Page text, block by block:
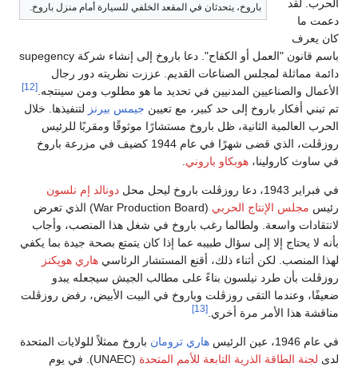
باروخ، يتحدثان في المقعد الخلفي للسيارة أمام منزل باروخ.
الحرب. لقد
دعمت ما
كان يعرف
باسم قانون "العمل أو الكفاح". دعا باروخ إلى إنشاء شركة supegency
دائمة مماثلة لمجلس الصناعات القديم. عززت نظريته دور رجال
الأعمال والصناعيين المدنيين في تحديد ما هو مطلوب ومن سينتجه.
تم تبني أفكار باروخ إلى حد كبير، مع تعيينجيمس بيرنزلتنفيذها. خلال
الحرب العالمية الثانية، ظل باروخ مستشارًا موثوقًا ومقربًا للرئيس
روزڤلت، الذي قضى شهرًا في عام 1944 كضيف في مزرعة باروخ
في ساوث كارولينا،هوبكاو باروني.
في فبراير 1943، دعا روزڤلت باروخ ليحل محل
دونالد إم نلسون
رئيسمجلس الإنتاج الحربي
(War Production Board) الذي تعرض
لانتقادات واسعة. ولطالما رغب باروخ في شغل هذا المنصب، وأجاب
بأنه لا يحتاج إلا إلى سؤال طبيبه عما إذا كان يتمتع بصحة جيدة بما يكفي
لهذا المنصب. لكن أثناء ذلك، أقنع المستشار الرئاسيهاري هوپكنز
روزڤلت بأن طرد نيلسون بناءً على مطالب الجيش سيجعله يبدو
ضعيفًا، وعندما التقى روزڤلت وباروخ في البيت الأبيض، رفض روزڤلت
مناقشة هذا الأمر مرة أخري.
في عام 1946، عين الرئيس هاري ترومانباروخ ممثلاً للولايات المتحدة
لدىلجنة الطاقة الذرية التابعة للأمم المتحدة
(UNAEC). في يوم